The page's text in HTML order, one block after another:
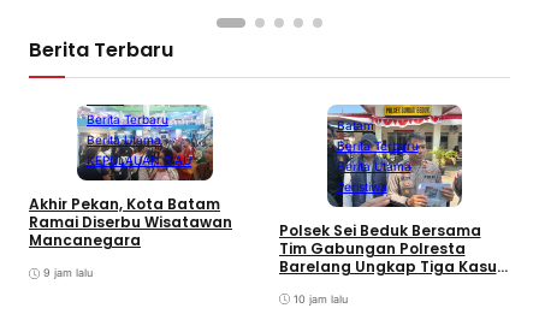
Berita Terbaru
Berita Terbaru
Berita Utama
KEPULAUAN RIAU
Akhir Pekan, Kota Batam
Ramai Diserbu Wisatawan
Mancanegara
9 jam lalu
Batam
Berita Terbaru
Berita Utama
Peristiwa
Polsek Sei Beduk Bersama
Tim Gabungan Polresta
Barelang Ungkap Tiga Kasus
10 jam lalu